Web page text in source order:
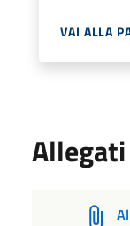
VAI ALLA
Allegati